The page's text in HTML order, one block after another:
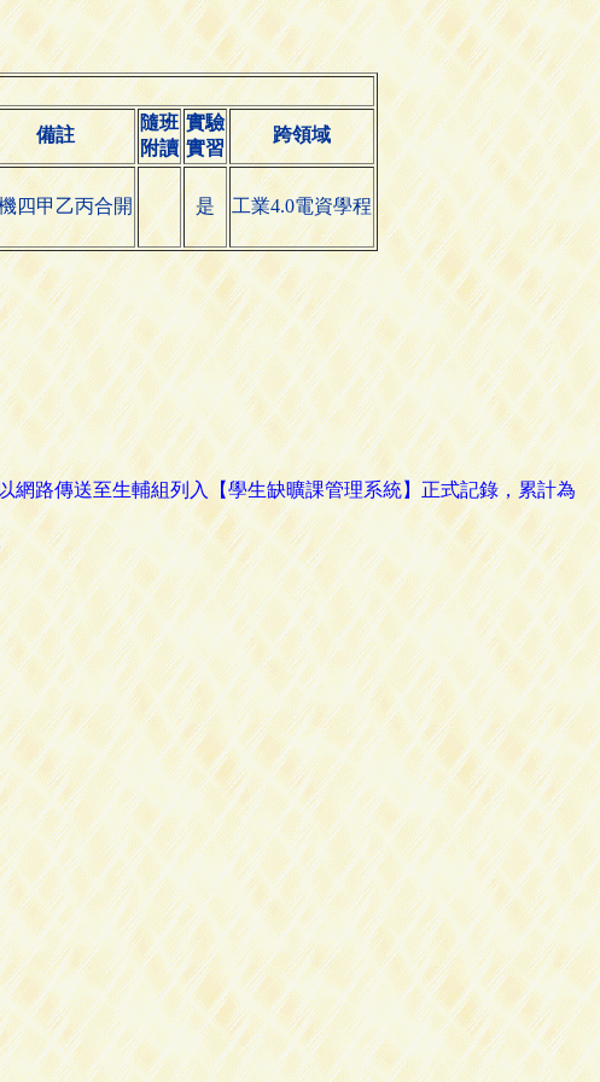
備註
隨班
附讀
實驗
實習
跨領域
四甲乙丙合開 是 工業4.0電資學程
路傳送至生輔組列入【學生缺曠課管理系統】正式記錄，累計為